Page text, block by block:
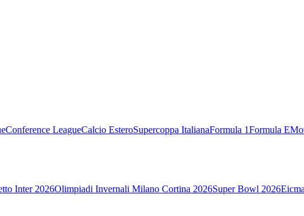
Conference LeagueCalcio EsteroSupercoppa ItalianaFormula 1Formula E
Inter 2026Olimpiadi Invernali Milano Cortina 2026Super Bowl 2026